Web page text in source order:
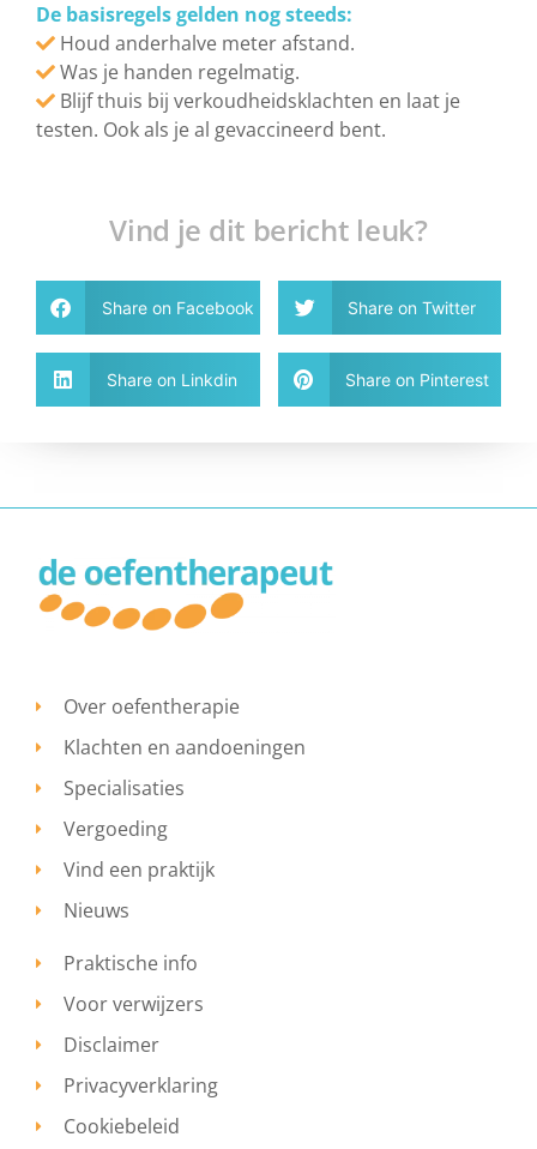
De basisregels gelden nog steeds:
Houd anderhalve meter afstand.
Was je handen regelmatig.
Blijf thuis bij verkoudheidsklachten en laat je
testen. Ook als je al gevaccineerd bent.
Vind je dit bericht leuk?
Share on Facebook Share on Twitter
Share on Linkdin Share on Pinterest
Over oefentherapie
Klachten en aandoeningen
Specialisaties
Vergoeding
Vind een praktijk
Nieuws
Praktische info
Voor verwijzers
Disclaimer
Privacyverklaring
Cookiebeleid